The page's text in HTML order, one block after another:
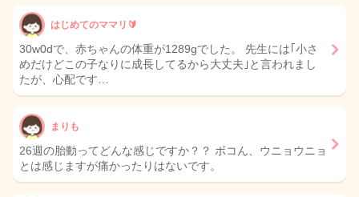
はじめてのママリ🔰
30w0dで、赤ちゃんの体重が1289gでした。 先生には｢小さ
めだけどこの子なりに成長してるから大丈夫｣と言われまし
たが、心配です…
まりも
26週の胎動ってどんな感じですか？？ ボコん、ウニョウニョ
とは感じますが痛かったりはないです。